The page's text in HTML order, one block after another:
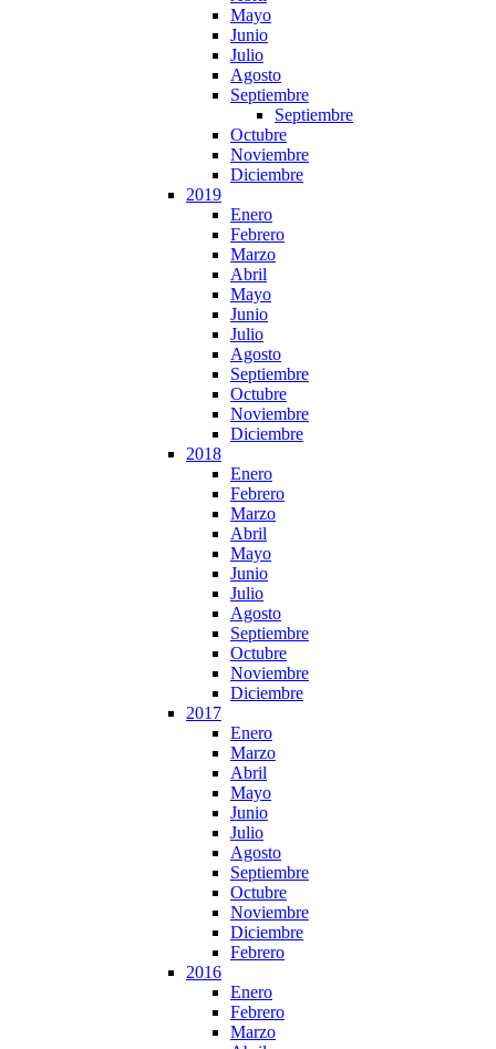
Mayo
Junio
Julio
Agosto
Septiembre
Septiembre
Octubre
Noviembre
Diciembre
2019
Enero
Febrero
Marzo
Abril
Mayo
Junio
Julio
Agosto
Septiembre
Octubre
Noviembre
Diciembre
2018
Enero
Febrero
Marzo
Abril
Mayo
Junio
Julio
Agosto
Septiembre
Octubre
Noviembre
Diciembre
2017
Enero
Marzo
Abril
Mayo
Junio
Julio
Agosto
Septiembre
Octubre
Noviembre
Diciembre
Febrero
2016
Enero
Febrero
Marzo